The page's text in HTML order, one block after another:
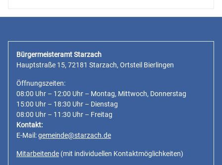
Bürgermeisteramt Starzach
Hauptstraße 15, 72181 Starzach, Ortsteil Bierlingen
Öffnungszeiten:
08:00 Uhr – 12:00 Uhr – Montag, Mittwoch, Donnerstag
15:00 Uhr – 18:30 Uhr – Dienstag
08:00 Uhr – 11:30 Uhr – Freitag
Kontakt:
E-Mail:gemeinde@starzach.de
Mitarbeitende (mit individuellen Kontaktmöglichkeiten)